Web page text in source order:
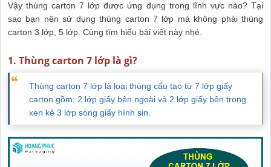
Vậy thùng carton 7 lớp được ứng dụng trong lĩnh vực nào? Tại
sao bạn nên sử dụng thùng carton 7 lớp mà không phải thùng
carton 3 lớp, 5 lớp. Cùng tìm hiểu bài viết này nhé.
1. Thùng carton 7 lớp là gì?
Thùng carton 7 lớp là loại thùng cấu tạo từ 7 lớp giấy
carton gồm: 2 lớp giấy bên ngoài và 2 lớp giấy bên trong
xen kẻ 3 lớp sóng giấy hình sin.